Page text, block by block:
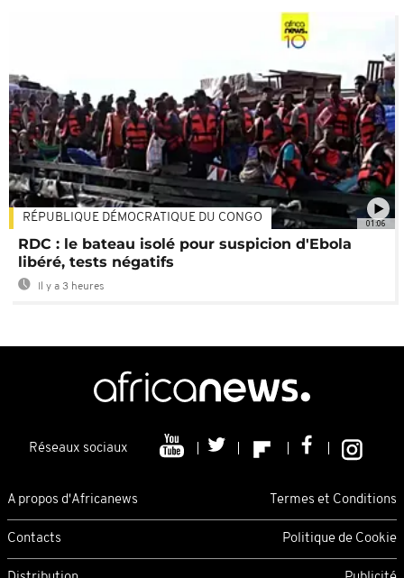
01:06
RÉPUBLIQUE DÉMOCRATIQUE DU CONGO
RDC : le bateau isolé pour suspicion d'Ebola
libéré, tests négatifs
Il y a 3 heures
Réseaux sociaux
A propos d'Africanews Termes et Conditions
Contacts Politique de Cookie